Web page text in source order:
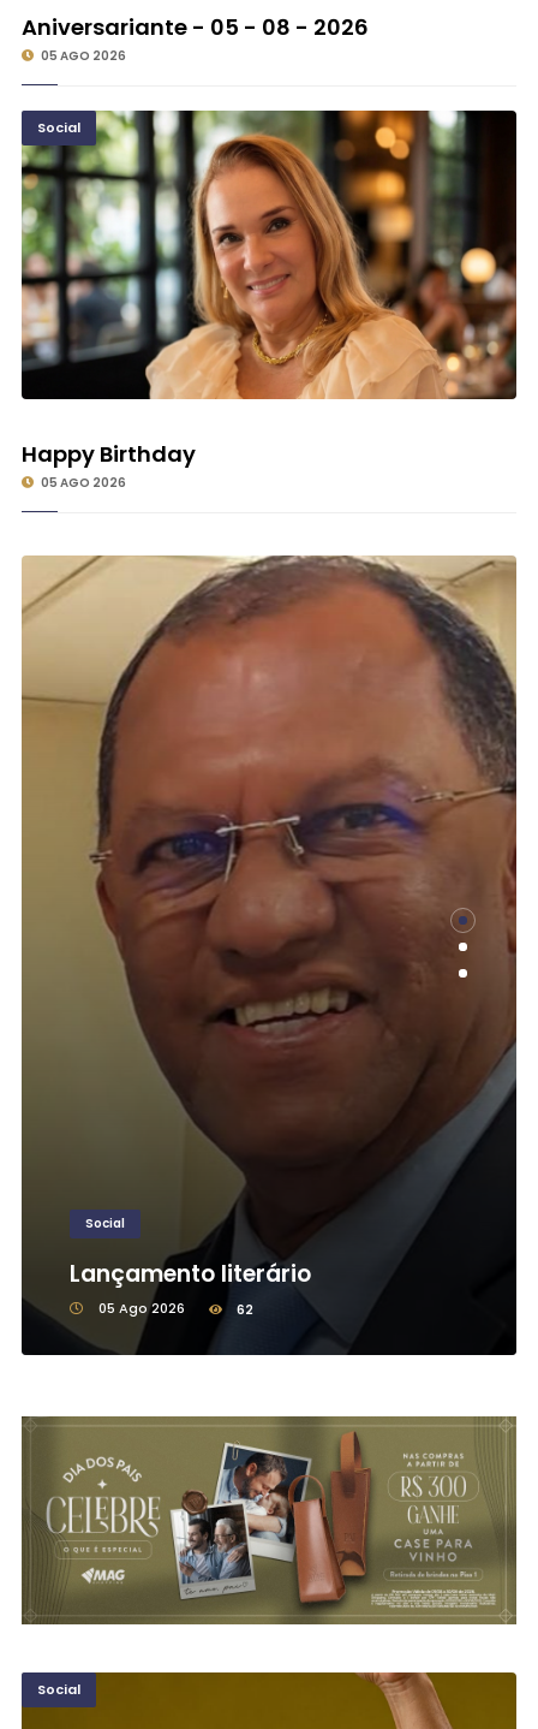
Aniversariante - 05 - 08 - 2026
05 AGO 2026
Social
Happy Birthday
05 AGO 2026
Social
Lançamento literário
05 Ago 2026 62
Social